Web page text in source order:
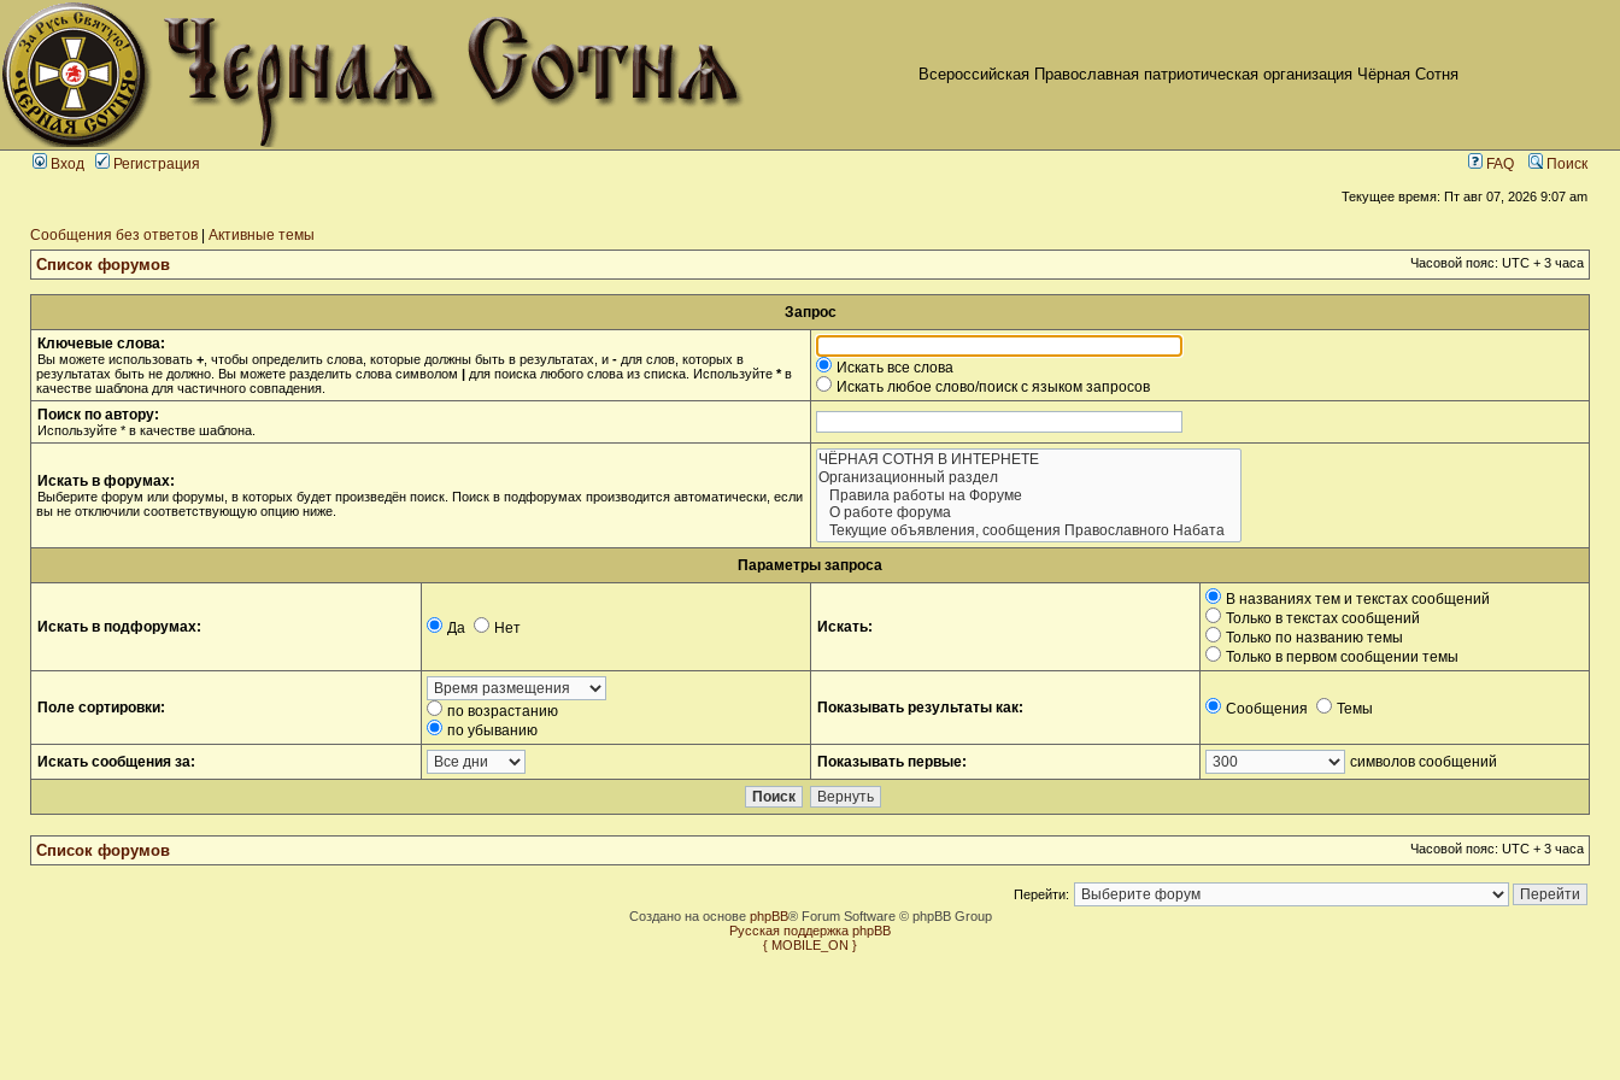
Всероссийская Православная патриотическая организация Чёрная Сотня
Вход Регистрация FAQ Поиск
Текущее время: Пт авг 07, 2026 9:07 am
Сообщения без ответов Активные темы
Список форумов Часовой пояс: UTC + 3 часа
Запрос
Ключевые слова:
Вы можете использовать + , чтобы определить слова, которые должны быть в результатах, и - для слов, которых в
результатах быть не должно. Вы можете разделить слова символом | для поиска любого слова из списка. Используйте *в
качестве шаблона для частичного совпадения.
Искать все слова
Искать любое слово/поиск с языком запросов
Поиск по автору:
Используйте * в качестве шаблона.
Искать в форумах:
Выберите форум или форумы, в которых будет произведён поиск. Поиск в подфорумах производится автоматически, если
вы не отключили соответствующую опцию ниже.
Параметры запроса
Искать в подфорумах: Да Нет Искать:
В названиях тем и текстах сообщений
Только в текстах сообщений
Только по названию темы
Только в первом сообщении темы
Поле сортировки:
по возрастанию
по убыванию
Показывать результаты как: Сообщения Темы
Искать сообщения за: Показывать первые: символов сообщений
Список форумов Часовой пояс: UTC + 3 часа
Перейти:
Создано на основе phpBB® Forum Software © phpBB Group
Русская поддержка phpBB
{ MOBILE_ON }